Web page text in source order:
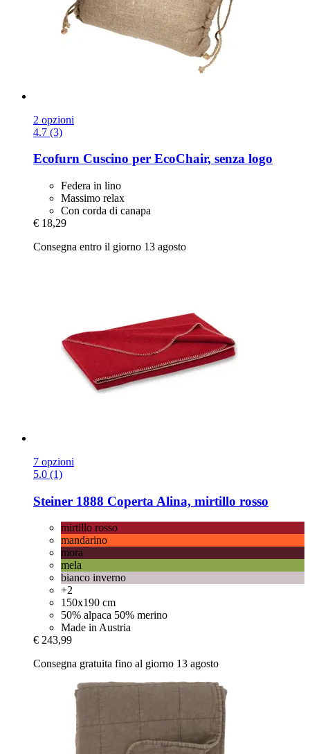
2 opzioni
4.7 (3)
Ecofurn Cuscino per EcoChair, senza logo
Federa in lino
Massimo relax
Con corda di canapa
€ 18,29
Consegna entro il giorno 13 agosto
7 opzioni
5.0 (1)
Steiner 1888 Coperta Alina, mirtillo rosso
mirtillo rosso
mandarino
mora
mela
bianco inverno
+2
150x190 cm
50% alpaca 50% merino
Made in Austria
€ 243,99
Consegna gratuita fino al giorno 13 agosto